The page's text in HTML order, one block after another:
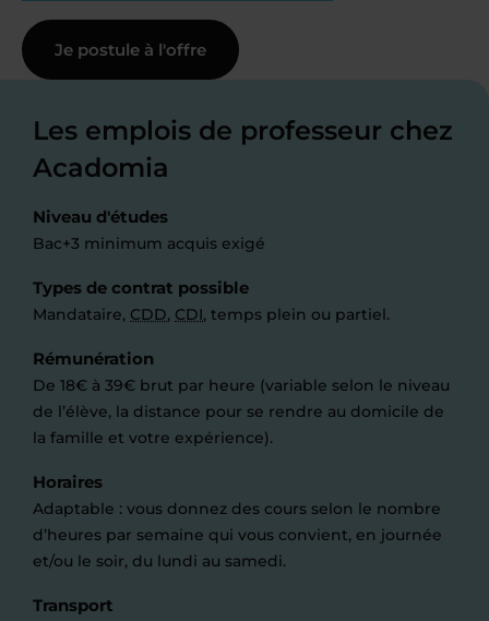
Je postule à l'offre
Les emplois de professeur chez
Acadomia
Niveau d'études
Bac+3 minimum acquis exigé
Types de contrat possible
Mandataire, CDD, CDI, temps plein ou partiel.
Rémunération
De 18€ à 39€ brut par heure (variable selon le niveau
de l’élève, la distance pour se rendre au domicile de
la famille et votre expérience).
Horaires
Adaptable : vous donnez des cours selon le nombre
d’heures par semaine qui vous convient, en journée
et/ou le soir, du lundi au samedi.
Transport